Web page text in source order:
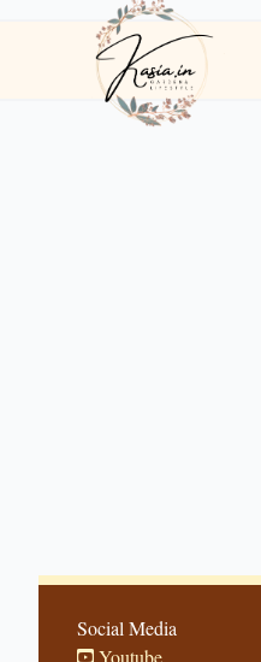
Social Media
Youtube